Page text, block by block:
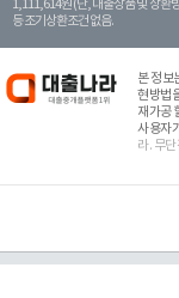
1,111,614원 (단, 대출상품 및 상환
등 조기상환조건 없음.
본 정보
현방법
재가공
사용자
라. 무